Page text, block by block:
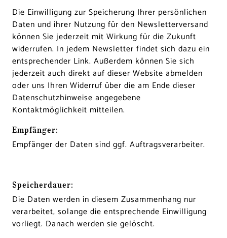
Die Einwilligung zur Speicherung Ihrer persönlichen
Daten und ihrer Nutzung für den Newsletterversand
können Sie jederzeit mit Wirkung für die Zukunft
widerrufen. In jedem Newsletter findet sich dazu ein
entsprechender Link. Außerdem können Sie sich
jederzeit auch direkt auf dieser Website abmelden
oder uns Ihren Widerruf über die am Ende dieser
Datenschutzhinweise angegebene
Kontaktmöglichkeit mitteilen.
Empfänger:
Empfänger der Daten sind ggf. Auftragsverarbeiter.
Speicherdauer:
Die Daten werden in diesem Zusammenhang nur
verarbeitet, solange die entsprechende Einwilligung
vorliegt. Danach werden sie gelöscht.